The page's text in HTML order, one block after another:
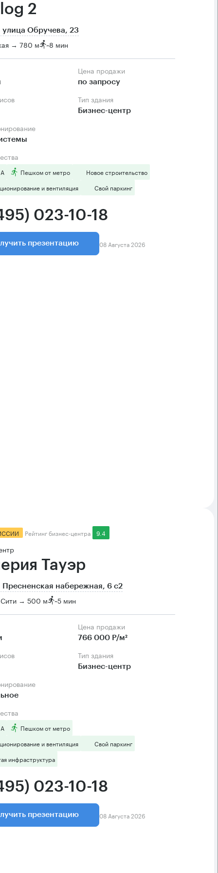
2
улица Обручева, 23
→ 780 м ~8 мин
Цена продажи
по запросу
Тип здания
Бизнес-центр
Пешком от метро
Новое строительство
и вентиляция
Свой паркинг
023-10-18
презентацию 08 Августа 2026
Рейтинг бизнес-центра 9.4
Тауэр
Пресненская набережная, 6 с2
Сити → 500 м ~5 мин
Цена продажи
766 000 Р/м²
Тип здания
Бизнес-центр
Пешком от метро
и вентиляция
Свой паркинг
инфраструктура
023-10-18
презентацию 08 Августа 2026